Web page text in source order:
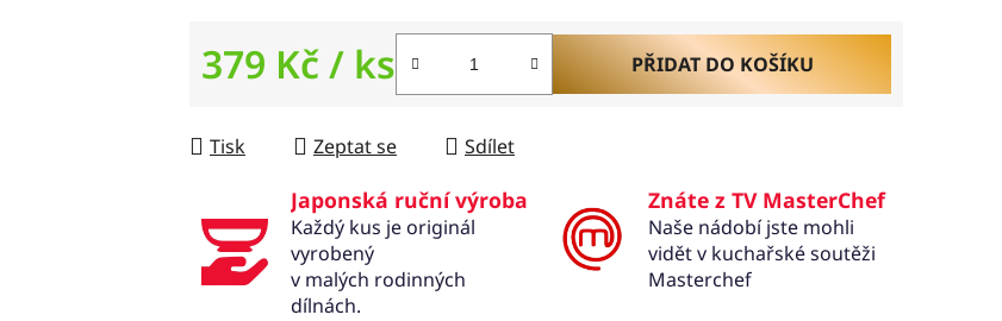
379 Kč/ ks PŘIDAT DO KOŠÍKU
Tisk Zeptat se Sdílet
Japonská ruční výroba
Každý kus je originál
vyrobený
v malých rodinných
dílnách.
Znáte z TV MasterChef
Naše nádobí jste mohli
vidět v kuchařské soutěži
Masterchef